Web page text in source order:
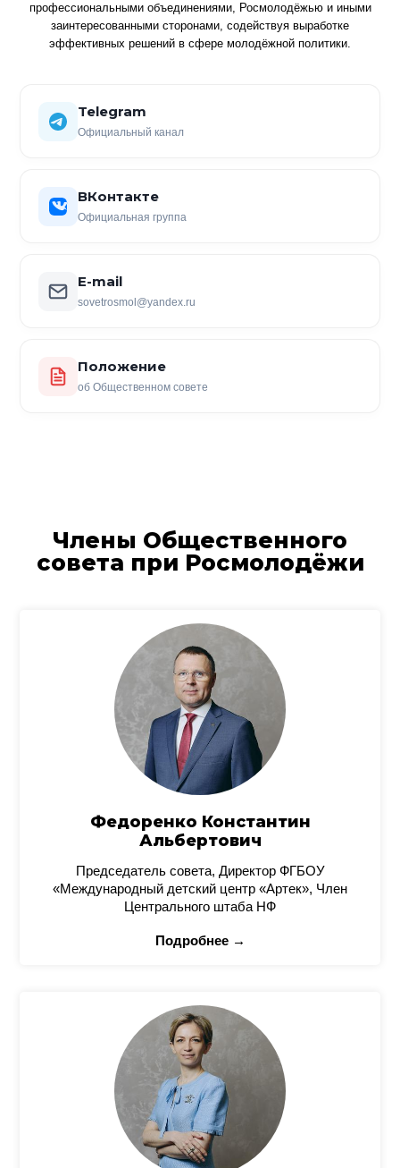
профессиональными объединениями, Росмолодёжью и иными
заинтересованными сторонами, содействуя выработке
эффективных решений в сфере молодёжной политики.
Telegram
Официальный канал
ВКонтакте
Официальная группа
E-mail
sovetrosmol@yandex.ru
Положение
об Общественном совете
Члены Общественного
совета при Росмолодёжи
Федоренко Константин
Альбертович
Председатель совета, Директор ФГБОУ
«Международный детский центр «Артек», Член
Центрального штаба НФ
Подробнее →